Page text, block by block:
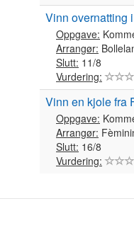
Vinn overnatting
Oppgave:
Arrangør:
Slutt: 11/8
Vurdering:
Vinn en kjole fra
Oppgave:
Arrangør:
Slutt: 16/8
Vurdering: